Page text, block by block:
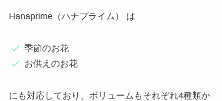
Hanaprime（ハナプライム） は
季節のお花
お供えのお花
にも対応しており、ボリュームもそれぞれ4種類か